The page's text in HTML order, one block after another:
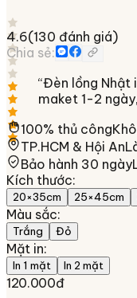
4.6(130 đánh giá)
Chia sẻ:
“Đèn lồng Nhật
maket 1-2
100% thủ công
TP.HCM & Hội An
Bảo hành 30 ngày
Kích thước:
20×35cm 25×45cm
Màu sắc:
Trắng Đỏ
Mặt in:
In 1 mặt In 2 mặt
120.000đ